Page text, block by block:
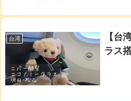
台湾
【台
ラス